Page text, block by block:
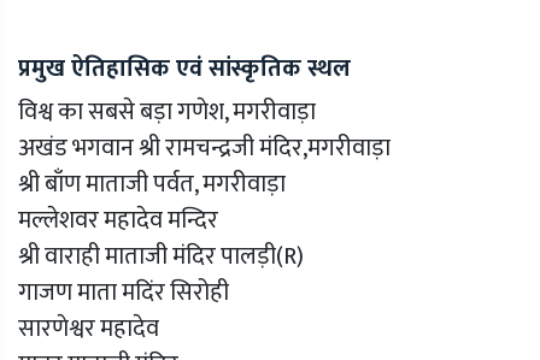
प्रमुख ऐतिहासिक एवं सांस्कृतिक स्थल
विश्व का सबसे बड़ा गणेश, मगरीवाड़ा
अखंड भगवान श्री रामचन्द्रजी मंदिर,मगरीवाड़ा
श्री बाँण माताजी पर्वत, मगरीवाड़ा
मल्लेशवर महादेव मन्दिर
श्री वाराही माताजी मंदिर पालड़ी(R)
गाजण माता मदिंर सिरोही
सारणेश्वर महादेव